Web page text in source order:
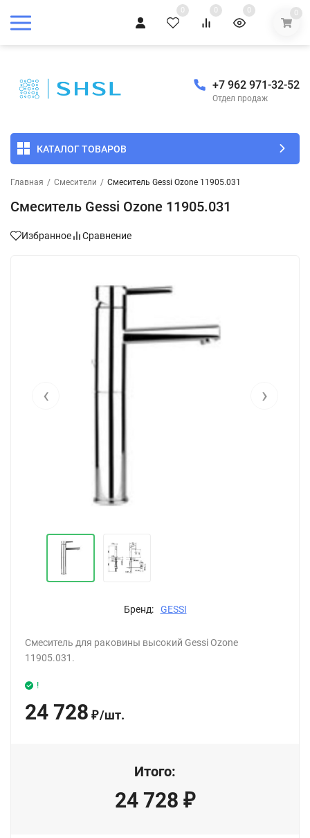
0 0 0 0
+7 962 971-32-52
Отдел продаж
КАТАЛОГ ТОВАРОВ
Главная / Смесители / Смеситель Gessi Ozone 11905.031
Смеситель Gessi Ozone 11905.031
Избранное Сравнение
‹ ›
Бренд: GESSI
Смеситель для раковины высокий Gessi Ozone
11905.031.
!
24 728 ₽/шт.
Итого:
24 728 ₽